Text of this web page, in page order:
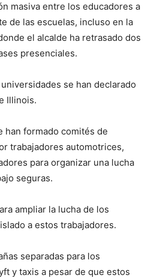
masiva entre los educadores a
de las escuelas, incluso en la
el alcalde ha retrasado dos
presenciales.
se han declarado
Illinois.
han formado comités de
trabajadores automotrices,
para organizar una lucha
seguras.
ampliar la lucha de los
a estos trabajadores.
separadas para los
y taxis a pesar de que estos